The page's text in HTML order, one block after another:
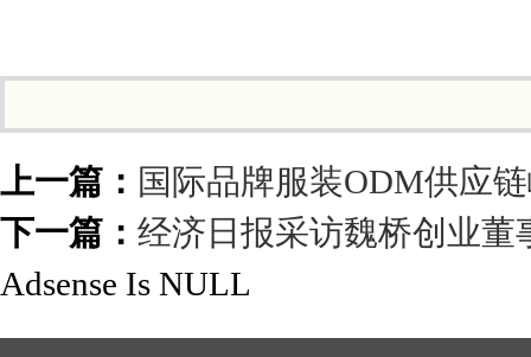
上一篇： 国际品牌服装ODM供应
下一篇： 经济日报采访魏桥创业
Adsense Is NULL